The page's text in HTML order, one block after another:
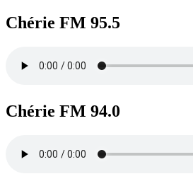
Chérie FM 95.5
Chérie FM 94.0